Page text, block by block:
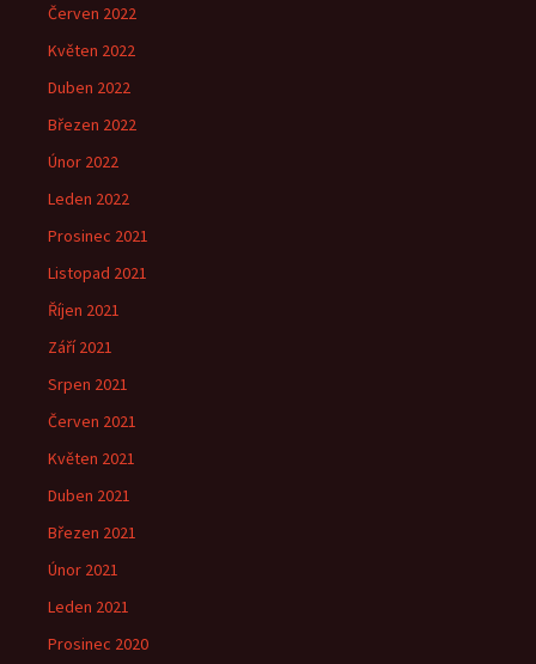
Červen 2022
Květen 2022
Duben 2022
Březen 2022
Únor 2022
Leden 2022
Prosinec 2021
Listopad 2021
Říjen 2021
Září 2021
Srpen 2021
Červen 2021
Květen 2021
Duben 2021
Březen 2021
Únor 2021
Leden 2021
Prosinec 2020